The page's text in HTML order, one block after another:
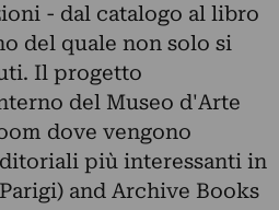
- dal catalogo al libro
del quale non solo si
Il progetto
del Museo d'Arte
dove vengono
più interessanti in
and Archive Books